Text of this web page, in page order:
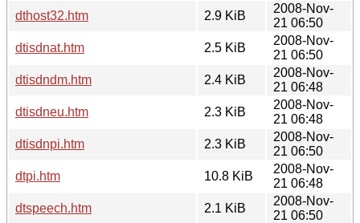
dthost32.htm
2.9 KiB
2008-Nov-
21 06:50
dtisdnat.htm
2.5 KiB
2008-Nov-
21 06:50
dtisdndm.htm
2.4 KiB
2008-Nov-
21 06:48
dtisdneu.htm
2.3 KiB
2008-Nov-
21 06:48
dtisdnpi.htm
2.3 KiB
2008-Nov-
21 06:50
dtpi.htm
10.8 KiB
2008-Nov-
21 06:48
dtspeech.htm
2.1 KiB
2008-Nov-
21 06:50